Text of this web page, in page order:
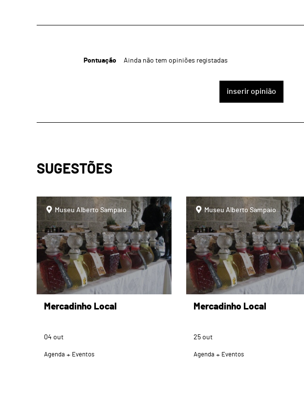
Pontuação Ainda não tem opiniões registadas
inserir opinião
SUGESTÕES
pageMuseu Alberto Sampaio
Mercadinho Local
04 out
Agenda Eventos
pageMuseu Alberto Sampaio
Mercadinho Local
25 out
Agenda Eventos